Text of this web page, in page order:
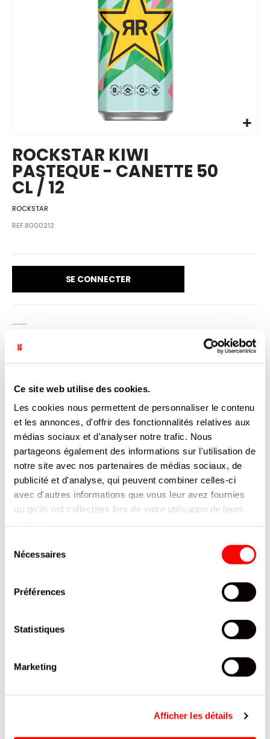
Ce site web utilise des cookies.
Les cookies nous permettent de personnaliser le contenu
et les annonces, d'offrir des fonctionnalités relatives aux
médias sociaux et d'analyser notre trafic. Nous
partageons également des informations sur l'utilisation de
notre site avec nos partenaires de médias sociaux, de
publicité et d'analyse, qui peuvent combiner celles-ci
avec d'autres informations que vous leur avez fournies
ou qu'ils ont collectées lors de votre utilisation de leurs
Nécessaires
Préférences
Statistiques
Marketing
Afficher les détails
images
gallery
ROCKSTAR KIWI
PASTEQUE - CANETTE 50
CL / 12
ROCKSTAR
REF.8000212
SE CONNECTER
INFORMATION
Boisson énergisante saveur pastèque kiwi
CARACTÉRISTIQUES
DOCUMENTATION
PRODUITS QUI POURRAIENT VOUS
INTERESSER
90G/12
CHEWING GUM FRAISE
CITRON VERT HOLLYWOOD
ETUI 22G /16